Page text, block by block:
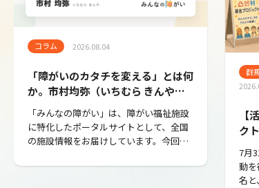
コラム 2026.08.04
「障がいのカタチを変える」とは何
か。市村均弥（いちむら きんや）
に聞く、選択肢を増やし続ける理由
｜株式会社ワンライフ代表インタビ
ュー
「みんなの障がい」は、障がい福祉施設
に特化したポータルサイトとして、全国
の施設情報をお届けしています。今回は
株式会社ワンライフの代表取締役・市村
群
【
クト
7月
動を行い
名